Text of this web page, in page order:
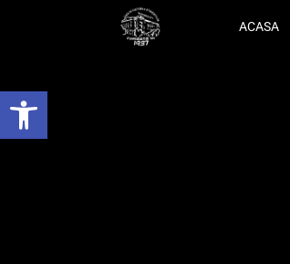
Deschide bara de unelte
ACASA